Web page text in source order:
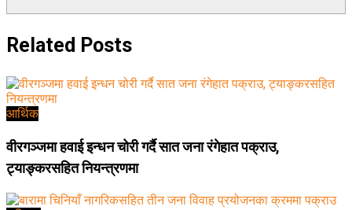
Related Posts
आर्थिक
वीरगञ्जमा हवाई इन्धन चोरी गर्दै सात जना रंगेहात पक्राउ,
ट्याङ्करसहित नियन्त्रणमा